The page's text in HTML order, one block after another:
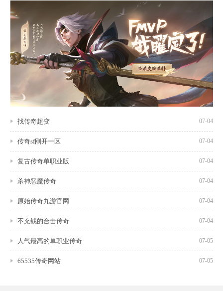
找传奇超变 07-04
传奇sf刚开一区 07-04
复古传奇单职业版 07-04
杀神恶魔传奇 07-04
原始传奇九游官网 07-04
不充钱的合击传奇 07-04
人气最高的单职业传奇 07-05
65535传奇网站 07-05